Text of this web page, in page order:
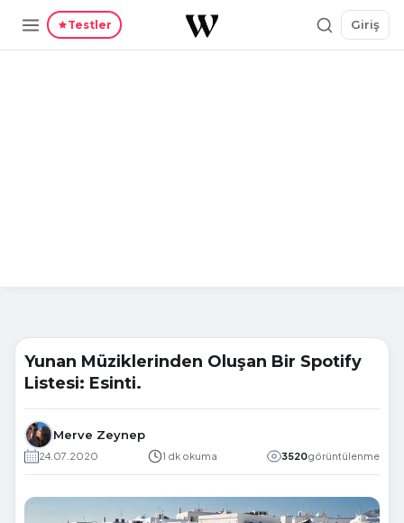
Testler Giriş
Yunan Müziklerinden Oluşan Bir Spotify
Listesi: Esinti.
Merve Zeynep
24.07.2020 1 dk okuma 3520görüntülenme